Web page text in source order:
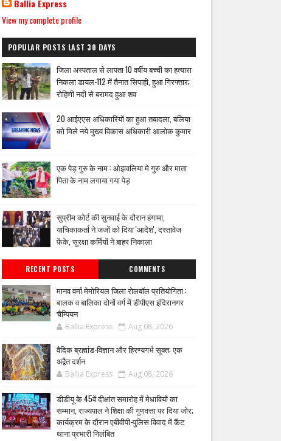
Ballia Express
View my complete profile
POPULAR POSTS LAST 30 DAYS
जिला अस्पताल से लापता 10 वर्षीय बच्ची का हत्यारा
निकला डायल-112 में तैनात सिपाही, हुआ गिरफ्तार;
रोहिणी नदी से बरामद हुआ शव
20 आईएएस अधिकारियों का हुआ तबादला, बलिया
को मिले नये मुख्य विकास अधिकारी आलोक कुमार
एक पेड़ गुरु के नाम : ओझवलिया मे गुरु और माता
पिता के नाम लगाया गया पेड़
सुप्रीम कोर्ट की सुनवाई के दौरान हंगामा,
याचिकाकर्ता ने जजों को दिया 'आदेश', दस्तावेज
फेंके, सुरक्षा कर्मियों ने बाहर निकाला
RECENT POSTS COMMENTS
मानव वर्मा मेमोरियल जिला रोलबॉल प्रतियोगिता :
बालक व बालिका दोनों वर्ग में डीपीएस इंदिरानगर
चैम्पियन
Ballia Express Aug 08, 2026
वैदिक ब्रह्मांड-विज्ञान और हिरण्यगर्भ सूक्त: एक
अद्वैत दर्शन
Ballia Express Aug 08, 2026
डीडीयू के 45वें दीक्षांत समारोह में मेधावियों का
सम्मान, राज्यपाल ने शिक्षा की गुणवत्ता पर दिया जोर;
कार्यक्रम के दौरान एबीवीपी-पुलिस विवाद में कैंट
थाना प्रभारी निलंबित